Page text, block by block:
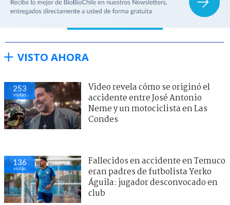
VISTO AHORA
253
visitas
Video revela cómo se originó el
accidente entre José Antonio
Neme y un motociclista en Las
Condes
136
visitas
Fallecidos en accidente en Temuco
eran padres de futbolista Yerko
Águila: jugador desconvocado en
club